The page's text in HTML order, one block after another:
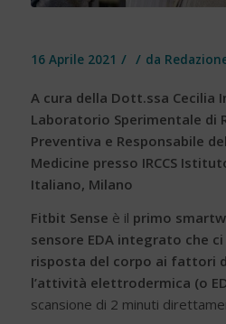
16 Aprile 2021 / / da
A cura della Dott.ssa Cecilia
Laboratorio Sperimentale di
Preventiva e Responsabile
Medicine presso IRCCS
Italiano, Milano
Fitbit Sense è il primo
sensore EDA integrato che
risposta del corpo ai fattori
l’attività elettrodermica (o
scansione di 2 minuti